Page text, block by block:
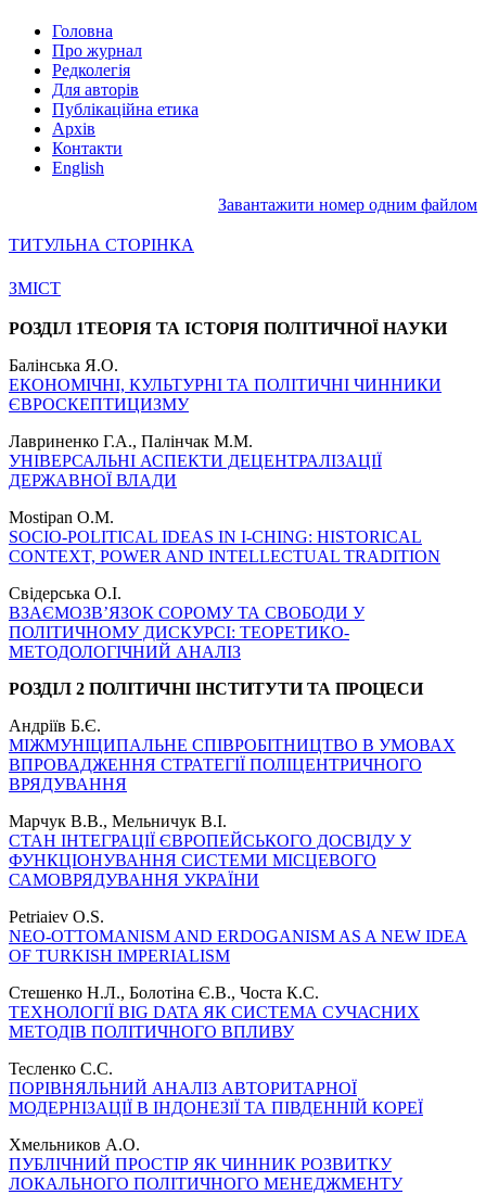
Головна
Про журнал
Редколегія
Для авторів
Публікаційна етика
Архів
Контакти
English
Завантажити номер одним файлом
ТИТУЛЬНА СТОРІНКА
ЗМІСТ
РОЗДІЛ 1ТЕОРІЯ ТА ІСТОРІЯ ПОЛІТИЧНОЇ НАУКИ
Балінська Я.О.
ЕКОНОМІЧНІ, КУЛЬТУРНІ ТА ПОЛІТИЧНІ ЧИННИКИ
ЄВРОСКЕПТИЦИЗМУ
Лавриненко Г.А., Палінчак М.М.
УНІВЕРСАЛЬНІ АСПЕКТИ ДЕЦЕНТРАЛІЗАЦІЇ
ДЕРЖАВНОЇ ВЛАДИ
Mostipan O.M.
SOCIO-POLITICAL IDEAS IN I-CHING: HISTORICAL
CONTEXT, POWER AND INTELLECTUAL TRADITION
Свідерська О.І.
ВЗАЄМОЗВ’ЯЗОК СОРОМУ ТА СВОБОДИ У
ПОЛІТИЧНОМУ ДИСКУРСІ: ТЕОРЕТИКО-
МЕТОДОЛОГІЧНИЙ АНАЛІЗ
РОЗДІЛ 2 ПОЛІТИЧНІ ІНСТИТУТИ ТА ПРОЦЕСИ
Андріїв Б.Є.
МІЖМУНІЦИПАЛЬНЕ СПІВРОБІТНИЦТВО В УМОВАХ
ВПРОВАДЖЕННЯ СТРАТЕГІЇ ПОЛІЦЕНТРИЧНОГО
ВРЯДУВАННЯ
Марчук В.В., Мельничук В.І.
СТАН ІНТЕГРАЦІЇ ЄВРОПЕЙСЬКОГО ДОСВІДУ У
ФУНКЦІОНУВАННЯ СИСТЕМИ МІСЦЕВОГО
САМОВРЯДУВАННЯ УКРАЇНИ
Petriaiev O.S.
NEO-OTTOMANISM AND ERDOGANISM AS A NEW IDEA
OF TURKISH IMPERIALISM
Стешенко Н.Л., Болотіна Є.В., Чоста К.С.
ТЕХНОЛОГІЇ BIG DATA ЯК СИСТЕМА СУЧАСНИХ
МЕТОДІВ ПОЛІТИЧНОГО ВПЛИВУ
Тесленко С.С.
ПОРІВНЯЛЬНИЙ АНАЛІЗ АВТОРИТАРНОЇ
МОДЕРНІЗАЦІЇ В ІНДОНЕЗІЇ ТА ПІВДЕННІЙ КОРЕЇ
Хмельников А.О.
ПУБЛІЧНИЙ ПРОСТІР ЯК ЧИННИК РОЗВИТКУ
ЛОКАЛЬНОГО ПОЛІТИЧНОГО МЕНЕДЖМЕНТУ